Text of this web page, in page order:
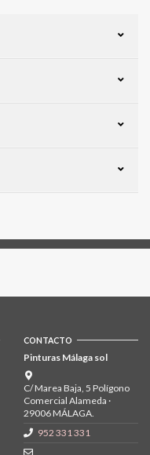
CONTACTO
Pinturas Málaga sol
C/ Marea Baja, 5 Polígono
Comercial Alameda ·
29006 MÁLAGA.
952 331 331